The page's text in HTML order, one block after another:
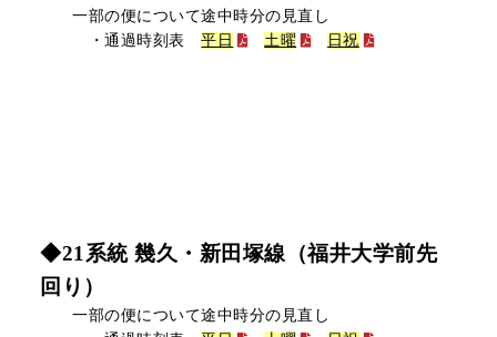
一部の便について途中時分の見直し
・通過時刻表平日 土曜 日祝
◆21系統 幾久・新田塚線（福井大学前先
回り）
一部の便について途中時分の見直し